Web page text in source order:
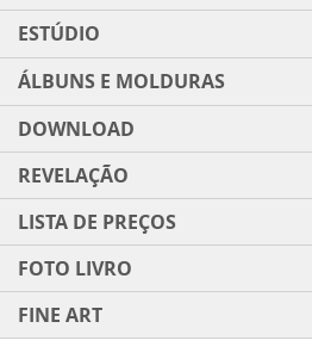
ESTÚDIO
ÁLBUNS E MOLDURAS
DOWNLOAD
REVELAÇÃO
LISTA DE PREÇOS
FOTO LIVRO
FINE ART